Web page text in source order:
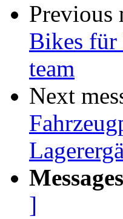
Previous
Bikes für
team
Next
]